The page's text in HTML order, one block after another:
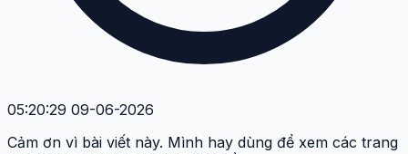
05:20:29 09-06-2026
Cảm ơn vì bài viết này. Mình hay dùng để xem các trang